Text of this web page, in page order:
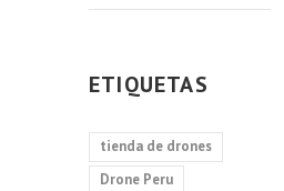
ETIQUETAS
tienda de drones
Drone Peru